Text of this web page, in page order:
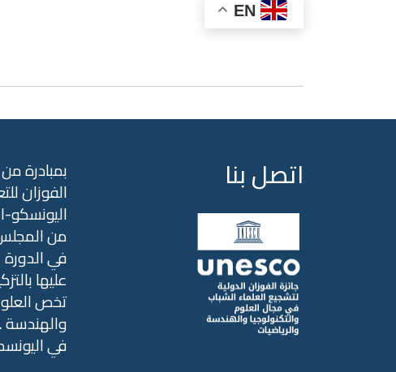
EN
اتصل بنا بمبادرة
الفوزان
اليونسكو-
من
عليها
تخص
والهندسة
في